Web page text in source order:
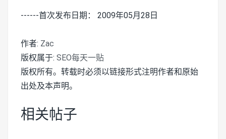
------首次发布日期： 2009年05月28日
作者: Zac
版权属于: SEO每天一贴
版权所有。转载时必须以链接形式注明作者和原始
出处及本声明。
相关帖子